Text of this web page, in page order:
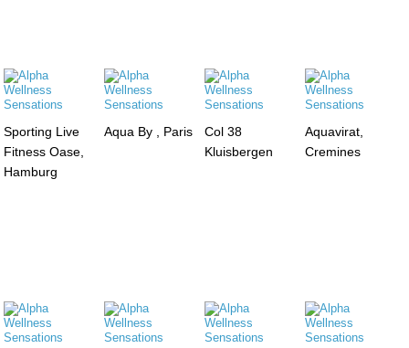
Sporting Live
Fitness Oase,
Hamburg
Aqua By , Paris
Col 38
Kluisbergen
Aquavirat,
Cremines